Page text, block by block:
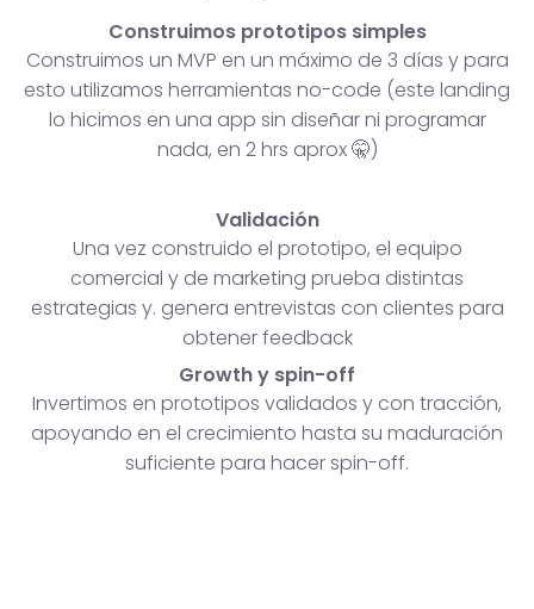
Construimos prototipos simples
Construimos un MVP en un máximo de 3 días y para
esto utilizamos herramientas no-code (este landing
lo hicimos en una app sin diseñar ni programar
nada, en 2 hrs aprox 🤫)
Validación
Una vez construido el prototipo, el equipo
comercial y de marketing prueba distintas
estrategias y. genera entrevistas con clientes para
obtener feedback
Growth y spin-off
Invertimos en prototipos validados y con tracción,
apoyando en el crecimiento hasta su maduración
suficiente para hacer spin-off.